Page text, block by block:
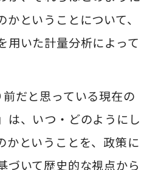
かということについて、
用いた計量分析によって
だと思っている現在の
は、いつ・どのようにし
かということを、政策に
づいて歴史的な視点から